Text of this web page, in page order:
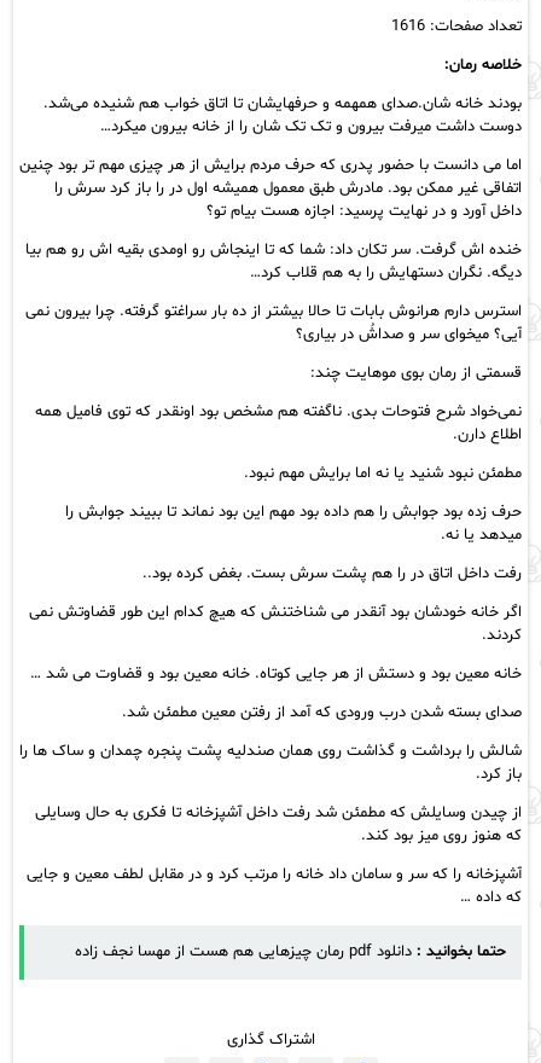
تعداد صفحات: 1616
خلاصه رمان:
بودند خانه شان.صدای همهمه و حرفهایشان تا اتاق خواب هم شنیده می‌شد.
دوست داشت میرفت بیرون و تک تک شان را از خانه بیرون میکرد…
اما می دانست با حضور پدری که حرف مردم برایش از هر چیزی مهم تر بود چنین
اتفاقی غیر ممکن بود. مادرش طبق معمول همیشه اول در را باز کرد سرش را
داخل آورد و در نهایت پرسید: اجازه هست بیام تو؟
خنده اش گرفت. سر تکان داد: شما که تا اینجاش رو اومدی بقیه اش رو هم بیا
دیگه. نگران دستهایش را به هم قلاب کرد…
استرس دارم هرانوش بابات تا حالا بیشتر از ده بار سراغتو گرفته. چرا بیرون نمی
آیی؟ میخوای سر و صداشُ در بیاری؟
قسمتی از رمان بوی موهایت چند:
نمی‌خواد شرح فتوحات بدی. ناگفته هم مشخص بود اونقدر که توی فامیل همه
اطلاع دارن.
مطمئن نبود شنید یا نه اما برایش مهم نبود.
حرف زده بود جوابش را هم داده بود مهم این بود نماند تا ببیند جوابش را
میدهد یا نه.
رفت داخل اتاق در را هم پشت سرش بست. بغض کرده بود..
اگر خانه خودشان بود آنقدر می شناختنش که هیچ کدام این طور قضاوتش نمی
کردند.
خانه معین بود و دستش از هر جایی کوتاه. خانه معین بود و قضاوت می شد …
صدای بسته شدن درب ورودی که آمد از رفتن معین مطمئن شد.
شالش را برداشت و گذاشت روی همان صندلیه پشت پنجره چمدان و ساک ها را
باز کرد.
از چیدن وسایلش که مطمئن شد رفت داخل آشپزخانه تا فکری به حال وسایلی
که هنوز روی میز بود کند.
آشپزخانه را که سر و سامان داد خانه را مرتب کرد و در مقابل لطف معین و جایی
که داده …
حتما بخوانید : دانلود pdf رمان چیزهایی هم هست از مهسا نجف زاده
اشتراک گذاری